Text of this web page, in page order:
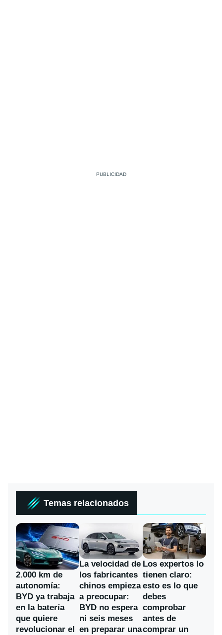
Temas relacionados
2.000 km de
autonomía:
BYD ya trabaja
en la batería
que quiere
revolucionar el
La velocidad de
los fabricantes
chinos empieza
a preocupar:
BYD no espera
ni seis meses
en preparar una
Los expertos lo
tienen claro:
esto es lo que
debes
comprobar
antes de
comprar un